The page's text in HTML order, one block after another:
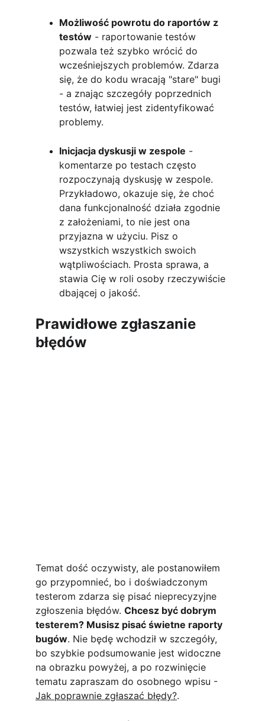
Możliwość powrotu do raportów z
testów - raportowanie testów
pozwala też szybko wrócić do
wcześniejszych problemów. Zdarza
się, że do kodu wracają "stare" bugi
- a znając szczegóły poprzednich
testów, łatwiej jest zidentyfikować
problemy.
Inicjacja dyskusji w zespole -
komentarze po testach często
rozpoczynają dyskusję w zespole.
Przykładowo, okazuje się, że choć
dana funkcjonalność działa zgodnie
z założeniami, to nie jest ona
przyjazna w użyciu. Pisz o
wszystkich wszystkich swoich
wątpliwościach. Prosta sprawa, a
stawia Cię w roli osoby rzeczywiście
dbającej o jakość.
Prawidłowe zgłaszanie
błędów
Temat dość oczywisty, ale postanowiłem
go przypomnieć, bo i doświadczonym
testerom zdarza się pisać nieprecyzyjne
zgłoszenia błędów. Chcesz być dobrym
testerem? Musisz pisać świetne raporty
bugów. Nie będę wchodził w szczegóły,
bo szybkie podsumowanie jest widoczne
na obrazku powyżej, a po rozwinięcie
tematu zapraszam do osobnego wpisu -
Jak poprawnie zgłaszać błędy?.